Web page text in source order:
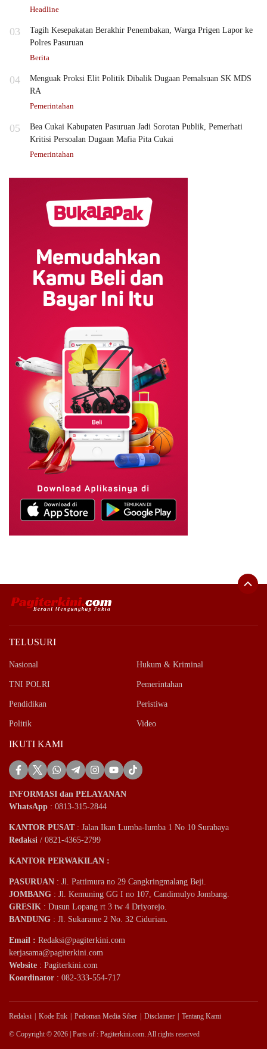
Headline
03
Tagih Kesepakatan Berakhir Penembakan, Warga Prigen Lapor ke
Polres Pasuruan
Berita
04
Menguak Proksi Elit Politik Dibalik Dugaan Pemalsuan SK MDS
RA
Pemerintahan
05
Bea Cukai Kabupaten Pasuruan Jadi Sorotan Publik, Pemerhati
Kritisi Persoalan Dugaan Mafia Pita Cukai
Pemerintahan
TELUSURI
Nasional Hukum & Kriminal
TNI POLRI Pemerintahan
Pendidikan Peristiwa
Politik Video
IKUTI KAMI
INFORMASI dan PELAYANAN
WhatsApp : 0813-315-2844
KANTOR PUSAT: Jalan Ikan Lumba-lumba 1 No 10 Surabaya
Redaksi / 0821-4365-2799
KANTOR PERWAKILAN :
PASURUAN : Jl. Pattimura no 29 Cangkringmalang Beji.
JOMBANG : Jl. Kemuning GG I no 107, Candimulyo Jombang.
GRESIK : Dusun Lopang rt 3 tw 4 Driyorejo.
BANDUNG : Jl. Sukarame 2 No. 32 Cidurian.
Email : Redaksi@pagiterkini.com
kerjasama@pagiterkini.com
Website : Pagiterkini.com
Koordinator : 082-333-554-717
Redaksi Kode Etik Pedoman Media Siber Disclaimer Tentang Kami
© Copyright © 2026 | Parts of : Pagiterkini.com. All rights reserved